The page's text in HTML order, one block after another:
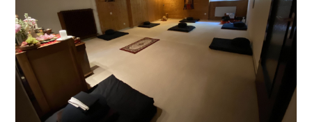
SHOP
KONTAKT